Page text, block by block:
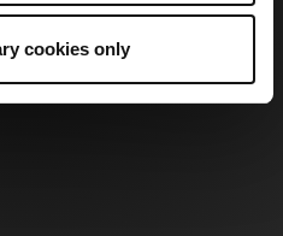
cookies only